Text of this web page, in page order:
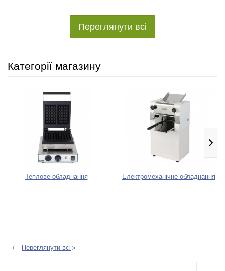
Переглянути всі
Категорії магазину
Теплове обладнання Електромеханічне обладнання
Переглянути всі